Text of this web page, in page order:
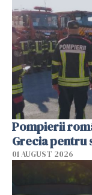
Pompierii
Grecia
01 AUGUST 2026